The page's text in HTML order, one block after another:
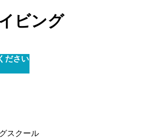
ビング
ださい
スクール